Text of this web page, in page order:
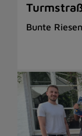
Bunte